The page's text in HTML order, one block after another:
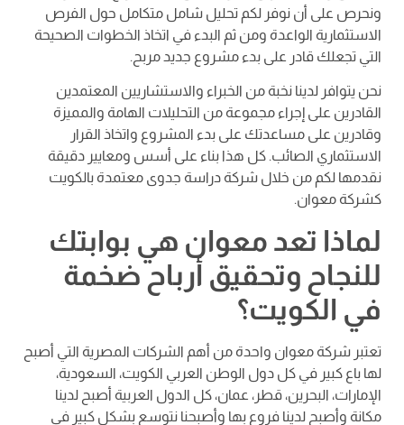
ونحرص على أن نوفر لكم تحليل شامل متكامل حول الفرص
الاستثمارية الواعدة ومن ثم البدء في اتخاذ الخطوات الصحيحة
التي تجعلك قادر على بدء مشروع جديد مربح.
نحن يتوافر لدينا نخبة من الخبراء والاستشاريين المعتمدين
القادرين على إجراء مجموعة من التحليلات الهامة والمميزة
وقادرين على مساعدتك على بدء المشروع واتخاذ القرار
الاستثماري الصائب. كل هذا بناء على أسس ومعايير دقيقة
نقدمها لكم من خلال شركة دراسة جدوى معتمدة بالكويت
كشركة معوان.
لماذا تعد معوان هي بوابتك
للنجاح وتحقيق أرباح ضخمة
في الكويت؟
تعتبر شركة معوان واحدة من أهم الشركات المصرية التي أصبح
لها باع كبير في كل دول الوطن العربي الكويت، السعودية،
الإمارات، البحرين، قطر، عمان، كل الدول العربية أصبح لدينا
مكانة وأصبح لدينا فروع بها وأصبحنا نتوسع بشكل كبير في